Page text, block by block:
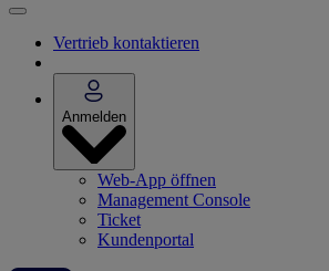
Vertrieb kontaktieren
Anmelden
Web-App öffnen
Management Console
Ticket
Kundenportal